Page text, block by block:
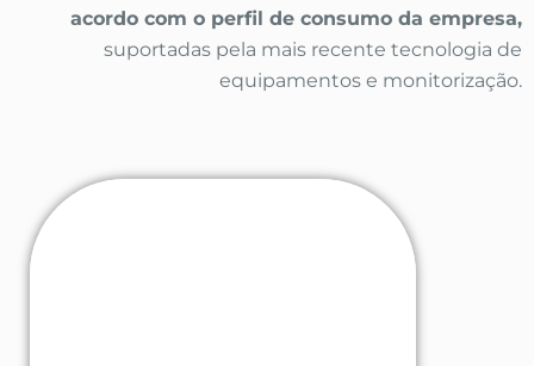
acordo com o perfil de consumo da empresa,
suportadas pela mais recente tecnologia de
equipamentos e monitorização.